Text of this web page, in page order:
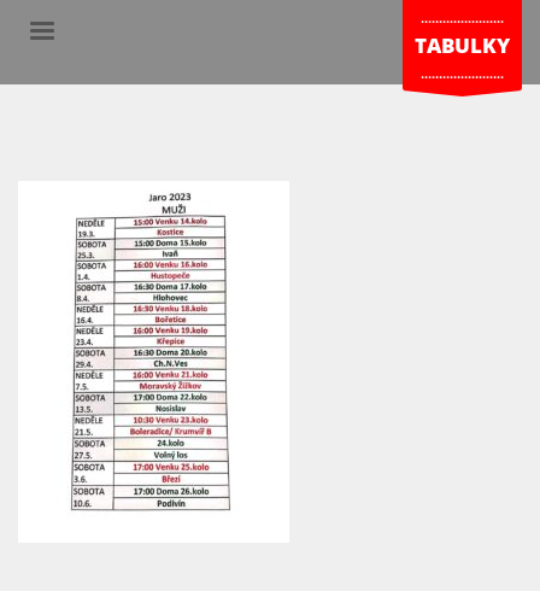
.......................
TABULKY
.......................